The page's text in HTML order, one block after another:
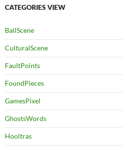
CATEGORIES VIEW
BallScene
CulturalScene
FaultPoints
FoundPieces
GamesPixel
GhostsWords
Hooltras